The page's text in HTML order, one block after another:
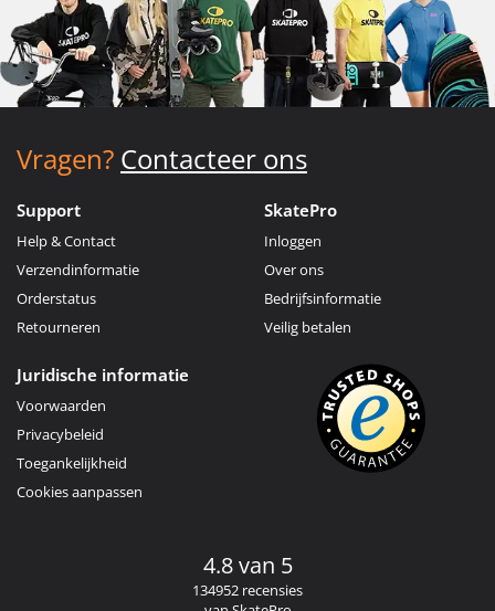
Vragen? Contacteer ons
Support
Help & Contact
Verzendinformatie
Orderstatus
Retourneren
SkatePro
Inloggen
Over ons
Bedrijfsinformatie
Veilig betalen
Juridische informatie
Voorwaarden
Privacybeleid
Toegankelijkheid
Cookies aanpassen
4.8 van 5
134952 recensies